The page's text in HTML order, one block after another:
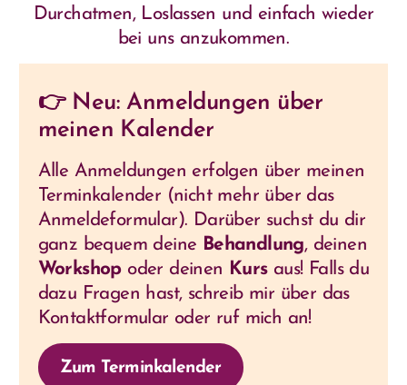
Durchatmen, Loslassen und einfach wieder
bei uns anzukommen.
👉 Neu: Anmeldungen über
meinen Kalender
Alle Anmeldungen erfolgen über meinen
Terminkalender (nicht mehr über das
Anmeldeformular). Darüber suchst du dir
ganz bequem deine Behandlung, deinen
Workshopoder deinen Kursaus! Falls du
dazu Fragen hast, schreib mir über das
Kontaktformular oder ruf mich an!
Zum Terminkalender